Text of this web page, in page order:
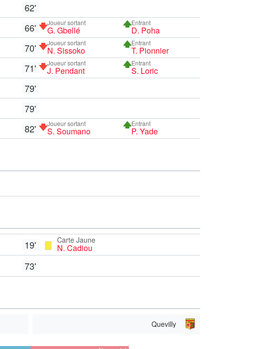
62'
66'
Joueur sortant
G. Gbellé
Entrant
D. Poha
70' Joueur sortant
N. Sissoko
Entrant
T. Pionnier
71' Joueur sortant
J. Pendant
Entrant
S. Loric
79'
79'
82'
Joueur sortant
S. Soumano
Entrant
P. Yade
19' Carte Jaune
N. Cadiou
73'
Quevilly